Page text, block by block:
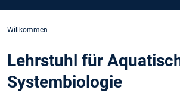
Willkommen
Lehrstuhl für
Systembiologie